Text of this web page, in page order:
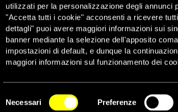
utilizzati per la personalizzazione degli
"Accetta tutti i cookie" acconsenti a ricevere
dettagli" puoi avere maggiori informazioni sui
banner mediante la selezione dell'apposito
impostazioni di default, e dunque la
maggiori informazioni sul funzionamento dei
del
Necessari Preferenze
ISCRIVITI
Italiana OdV – Via Ludovico di Savoia 2b (Spazio
– Email: info@amnesty.it – PEC:
06 4490210 – Fax: 06 4490243 – Email:
©